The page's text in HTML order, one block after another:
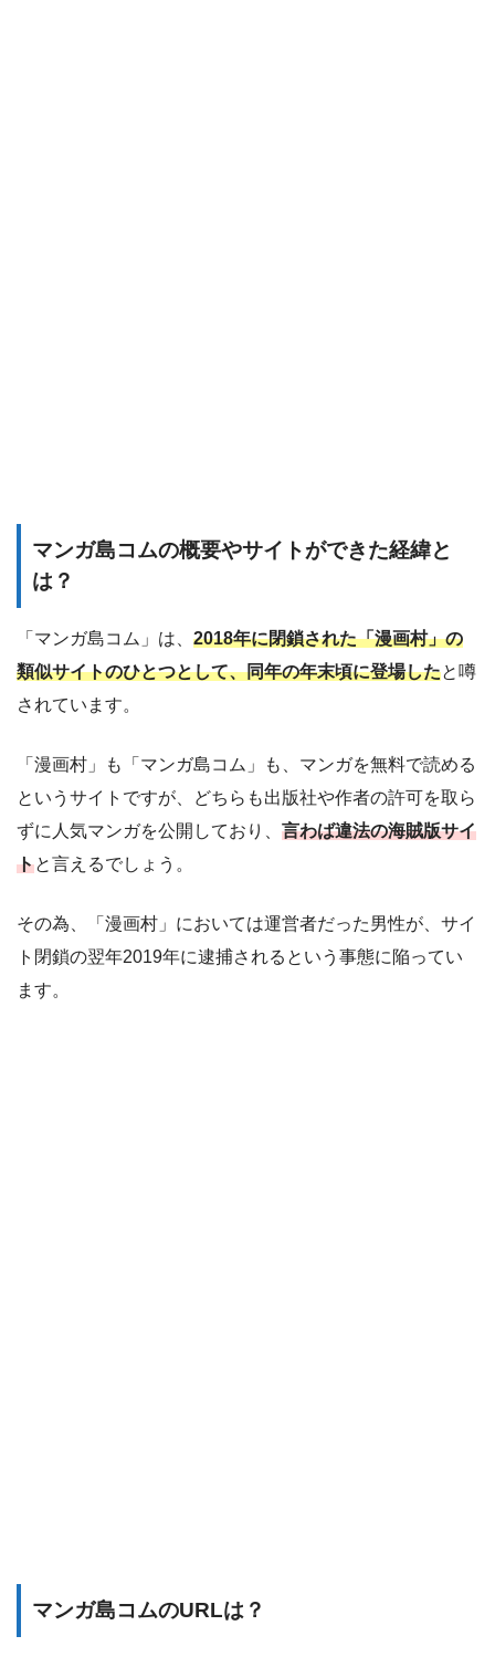
マンガ島コムの概要やサイトができた経緯と
は？
「マンガ島コム」は、 2018年に閉鎖された「漫画村」の
類似サイトのひとつとして、同年の年末頃に登場したと噂
されています。
「漫画村」も「マンガ島コム」も、マンガを無料で読める
というサイトですが、どちらも出版社や作者の許可を取ら
ずに人気マンガを公開しており、 言わば違法の海賊版サイ
トと言えるでしょう。
その為、「漫画村」においては運営者だった男性が、サイ
ト閉鎖の翌年2019年に逮捕されるという事態に陥ってい
ます。
マンガ島コムのURLは？